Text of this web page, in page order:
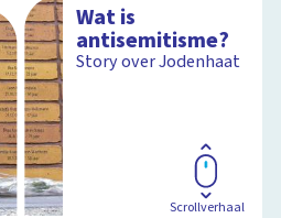
Wat is
antisemitisme?
Story over Jodenhaat
Scrollverhaal